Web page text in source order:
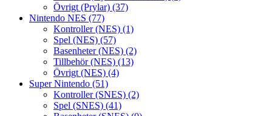
Övrigt (Prylar) (37)
Nintendo NES (77)
Kontroller (NES) (1)
Spel (NES) (57)
Basenheter (NES) (2)
Tillbehör (NES) (13)
Övrigt (NES) (4)
Super Nintendo (51)
Kontroller (SNES) (2)
Spel (SNES) (41)